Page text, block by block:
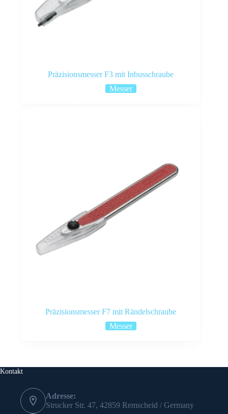
Präzisionsmesser F3 mit Inbusschraube
Messer
Präzisionsmesser F7 mit Rändelschraube
Messer
Kontakt
Adresse:
Strucker Str. 47, 42859 Remscheid / Germany